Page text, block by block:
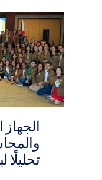
تحليلًا